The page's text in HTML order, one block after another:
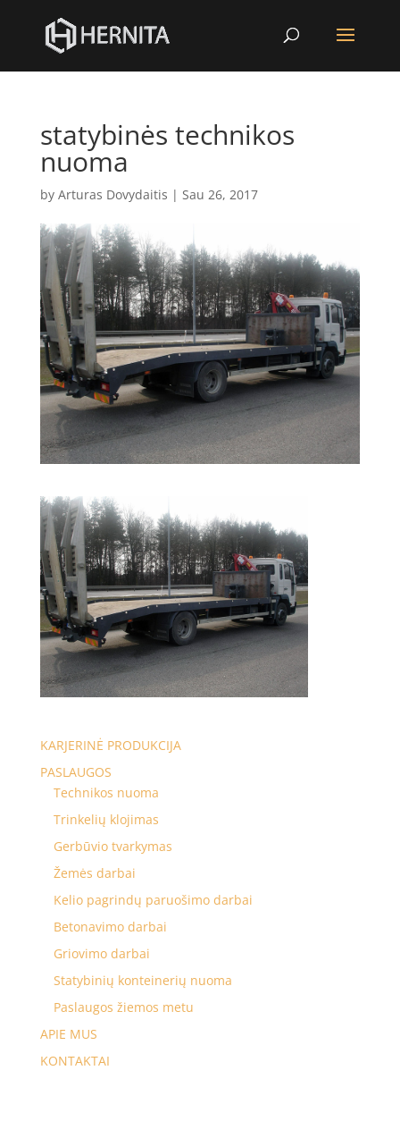
statybinės technikos
nuoma
by Arturas Dovydaitis | Sau 26, 2017
KARJERINĖ PRODUKCIJA
PASLAUGOS
Technikos nuoma
Trinkelių klojimas
Gerbūvio tvarkymas
Žemės darbai
Kelio pagrindų paruošimo darbai
Betonavimo darbai
Griovimo darbai
Statybinių konteinerių nuoma
Paslaugos žiemos metu
APIE MUS
KONTAKTAI